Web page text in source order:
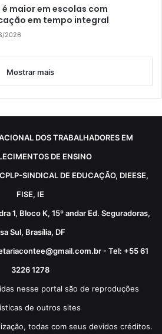
é maior em escolas com
em tempo integral
2026
Mostrar mais
DOS TRABALHADORES EM
DE ENSINO
SINDICAL DE EDUCAÇÃO, DIEESE,
FISE, IE
1, Bloco K, 15º andar Ed. Seguradoras,
Sul, Brasília, DF
- Tel: +55 61
3226 1278
nesse portal são de reproduções
de outros sites
todas com seus devidos créditos.